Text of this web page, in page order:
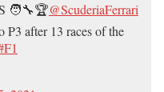
🧑‍🔧🏆@ScuderiaFerrari
P3 after 13 races of the